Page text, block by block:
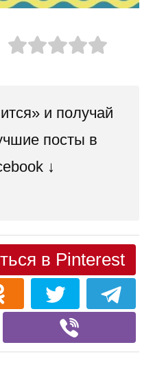
и получай
посты в
↓
в Pinterest